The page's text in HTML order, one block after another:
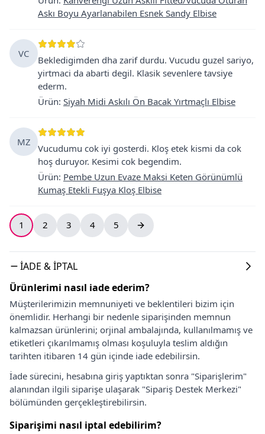
Askı Boyu Ayarlanabilen Esnek Sandy Elbise
VC
Bekledigimden dha zarif durdu. Vucudu guzel sariyo,
yirtmaci da abarti degil. Klasik sevenlere tavsiye
ederm.
Ürün: Siyah Midi Askılı Ön Bacak Yırtmaçlı Elbise
MZ
Vucudumu cok iyi gosterdi. Kloş etek kismi da cok
hoş duruyor. Kesimi cok begendim.
Ürün: Pembe Uzun Evaze Maksi Keten Görünümlü
Kumaş Etekli Fuşya Kloş Elbise
1 2 3 4 5
İADE & İPTAL
Ürünlerimi nasıl iade ederim?
Müşterilerimizin memnuniyeti ve beklentileri bizim için
önemlidir. Herhangi bir nedenle siparişinden memnun
kalmazsan ürünlerini; orjinal ambalajında, kullanılmamış ve
etiketleri çıkarılmamış olması koşuluyla teslim aldığın
tarihten itibaren 14 gün içinde iade edebilirsin.
İade sürecini, hesabına giriş yaptıktan sonra "Siparişlerim"
alanından ilgili siparişe ulaşarak "Sipariş Destek Merkezi"
bölümünden gerçekleştirebilirsin.
Siparişimi nasıl iptal edebilirim?